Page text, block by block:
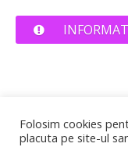
Folosim cookies
placuta pe site-ul